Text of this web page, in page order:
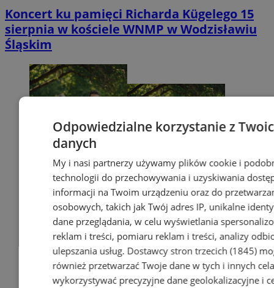
Koncert ku pamięci Richarda Kügelego 15
sierpnia w kościele WNMP w Wodzisławiu
Śląskim
Odpowiedzialne korzystanie z
danych
My i nasi partnerzy używamy plików cookie i
technologii do przechowywania i uzyskiwania
informacji na Twoim urządzeniu oraz do
osobowych, takich jak Twój adres IP, unikalne
dane przeglądania, w celu wyświetlania
reklam i treści, pomiaru reklam i treści, analizy
ulepszania usług. Dostawcy stron trzecich (1845)
również przetwarzać Twoje dane w tych i innych
wykorzystywać precyzyjne dane geolokalizacyjne i